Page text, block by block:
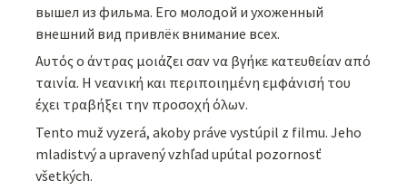
вышел из фильма. Его молодой и ухоженный
внешний вид привлёк внимание всех.
Αυτός ο άντρας μοιάζει σαν να βγήκε κατευθείαν από
ταινία. Η νεανική και περιποιημένη εμφάνισή του
έχει τραβήξει την προσοχή όλων.
Tento muž vyzerá, akoby práve vystúpil z filmu. Jeho
mladistvý a upravený vzhľad upútal pozornosť
všetkých.